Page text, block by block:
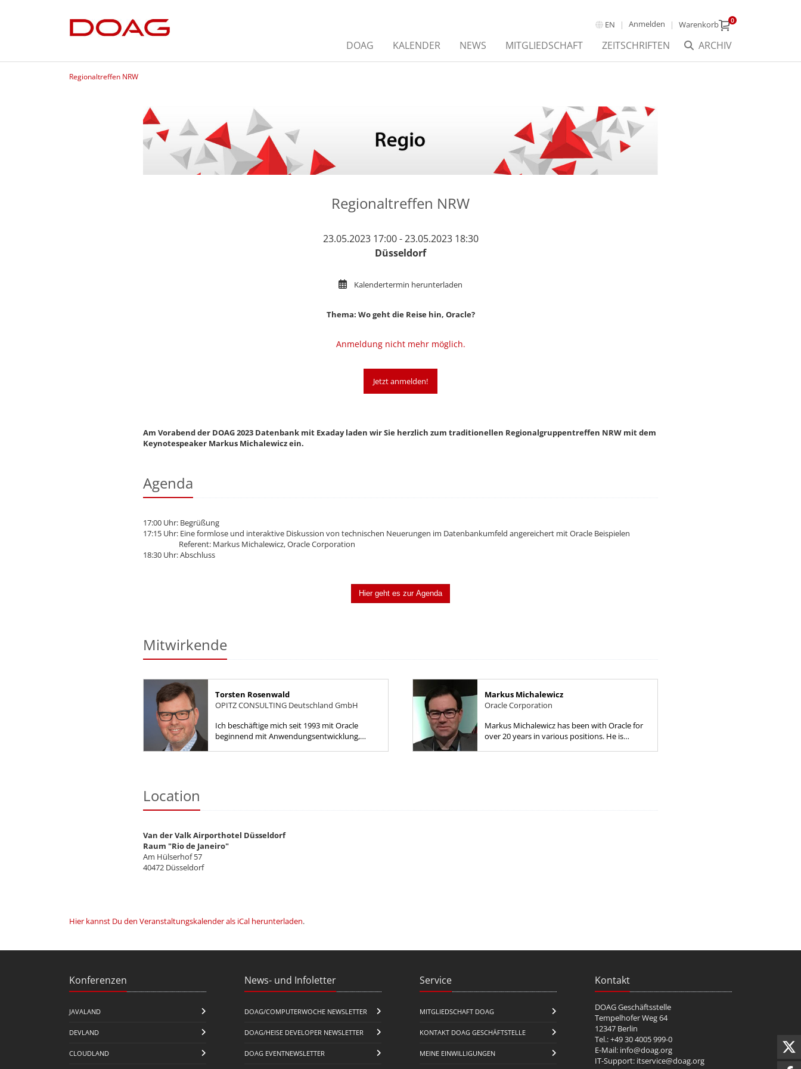
EN Anmelden Warenkorb 0
ARCHIV
DOAG KALENDER NEWS MITGLIEDSCHAFT ZEITSCHRIFTEN
Regionaltreffen NRW
Regionaltreffen NRW
23.05.2023 17:00 - 23.05.2023 18:30
Düsseldorf
Kalendertermin herunterladen
Thema: Wo geht die Reise hin, Oracle?
Anmeldung nicht mehr möglich.
Jetzt anmelden!
Am Vorabend der DOAG 2023 Datenbank mit Exaday laden wir Sie herzlich zum traditionellen Regionalgruppentreffen NRW mit dem
Keynotespeaker Markus Michalewiczein.
Agenda
17:00 Uhr: Begrüßung
17:15 Uhr: Eine formlose und interaktive Diskussion von technischen Neuerungen im Datenbankumfeld angereichert mit Oracle Beispielen
Referent: Markus Michalewicz, Oracle Corporation
18:30 Uhr: Abschluss
Hier geht es zur Agenda
Mitwirkende
Torsten Rosenwald
OPITZ CONSULTING Deutschland GmbH
Ich beschäftige mich seit 1993 mit Oracle
beginnend mit Anwendungsentwicklung,
Markus Michalewicz
Oracle Corporation
Markus Michalewicz has been with Oracle for
over 20 years in various positions. He is
Location
Van der Valk Airporthotel Düsseldorf
Raum "Rio de Janeiro"
Am Hülserhof 57
40472 Düsseldorf
Hier kannst Du den Veranstaltungskalender als iCal herunterladen.
Konferenzen
JAVALAND
DEVLAND
CLOUDLAND
News- und Infoletter
DOAG/COMPUTERWOCHE NEWSLETTER
DOAG/HEISE DEVELOPER NEWSLETTER
DOAG EVENTNEWSLETTER
Service
MITGLIEDSCHAFT DOAG
KONTAKT DOAG GESCHÄFTSTELLE
MEINE EINWILLIGUNGEN
Kontakt
DOAG Geschäftsstelle
Tempelhofer Weg 64
12347 Berlin
Tel.: +49 30 4005 999-0
E-Mail: info@doag.org
IT-Support: itservice@doag.org